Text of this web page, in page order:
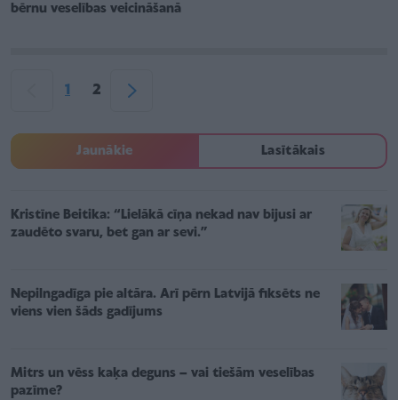
bērnu veselības veicināšanā
1 2
Jaunākie Lasītākais
Kristīne Beitika: “Lielākā cīņa nekad nav bijusi ar
zaudēto svaru, bet gan ar sevi.”
Nepilngadīga pie altāra. Arī pērn Latvijā fiksēts ne
viens vien šāds gadījums
Mitrs un vēss kaķa deguns – vai tiešām veselības
pazīme?